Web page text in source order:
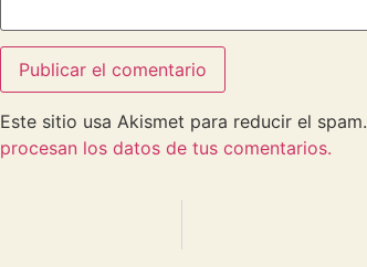
Este sitio usa Akismet para reducir el spam.
procesan los datos de tus comentarios.